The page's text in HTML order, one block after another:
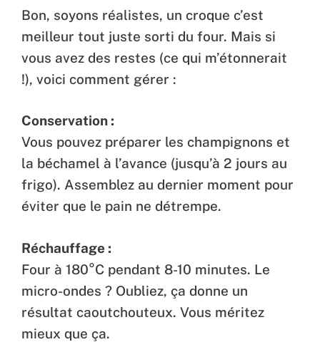
Bon, soyons réalistes, un croque c’est
meilleur tout juste sorti du four. Mais si
vous avez des restes (ce qui m’étonnerait
!), voici comment gérer :
Conservation :
Vous pouvez préparer les champignons et
la béchamel à l’avance (jusqu’à 2 jours au
frigo). Assemblez au dernier moment pour
éviter que le pain ne détrempe.
Réchauffage :
Four à 180°C pendant 8-10 minutes. Le
micro-ondes ? Oubliez, ça donne un
résultat caoutchouteux. Vous méritez
mieux que ça.